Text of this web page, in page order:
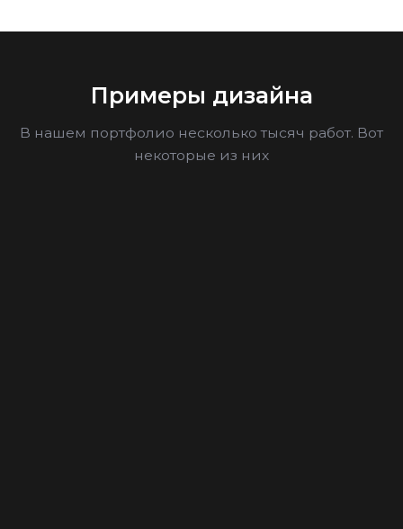
Примеры дизайна
В нашем портфолио несколько тысяч работ. Вот
некоторые из них